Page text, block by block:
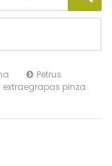
Petrus
extraegrapas pinza